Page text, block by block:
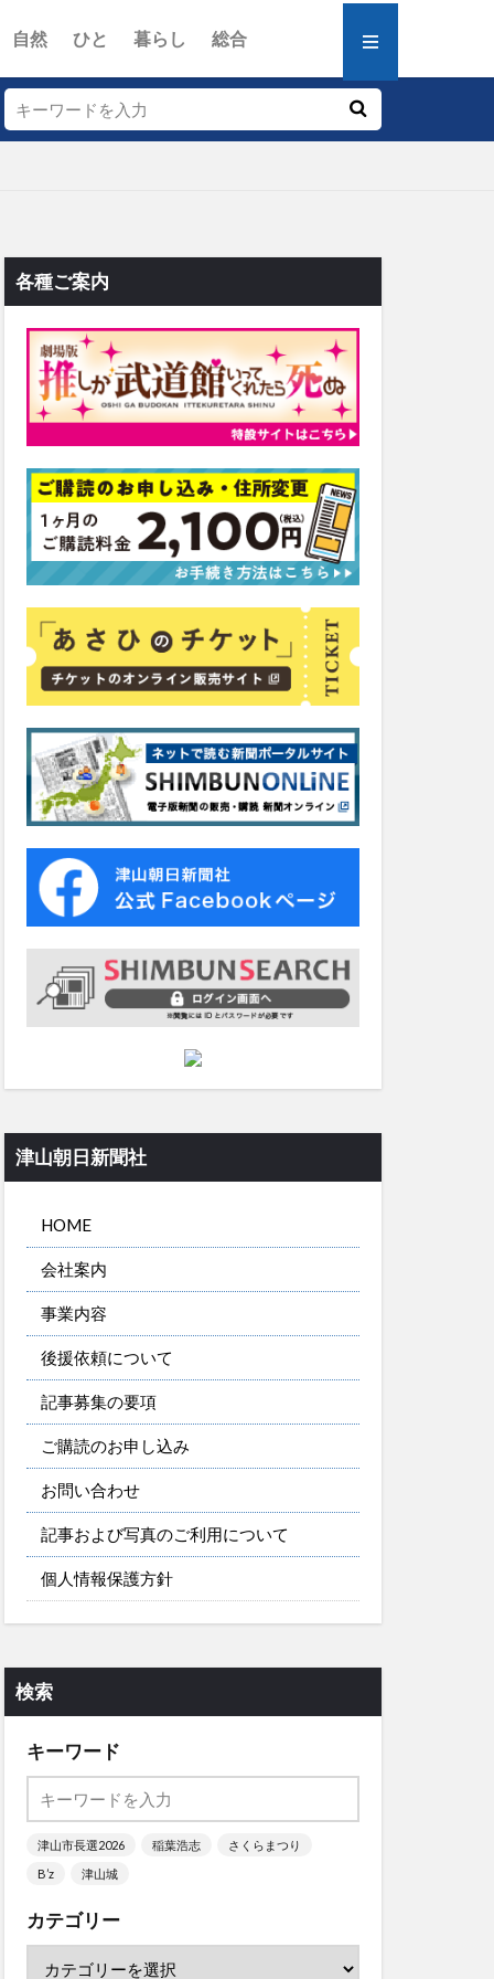
自然 ひと 暮らし 総合
各種ご案内
津山朝日新聞社
HOME
会社案内
事業内容
後援依頼について
記事募集の要項
ご購読のお申し込み
お問い合わせ
記事および写真のご利用について
個人情報保護方針
検索
キーワード
津山市長選2026 稲葉浩志
さくらまつり
B’z
津山城
カテゴリー